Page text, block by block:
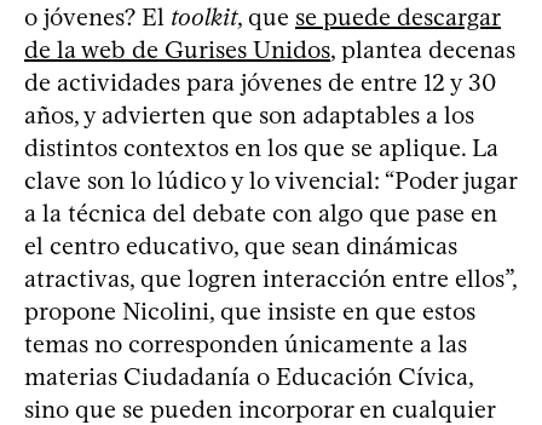
o jóvenes? El toolkit, que se puede descargar
de la web de Gurises Unidos, plantea decenas
de actividades para jóvenes de entre 12 y 30
años, y advierten que son adaptables a los
distintos contextos en los que se aplique. La
clave son lo lúdico y lo vivencial: “Poder jugar
a la técnica del debate con algo que pase en
el centro educativo, que sean dinámicas
atractivas, que logren interacción entre ellos”,
propone Nicolini, que insiste en que estos
temas no corresponden únicamente a las
materias Ciudadanía o Educación Cívica,
sino que se pueden incorporar en cualquier